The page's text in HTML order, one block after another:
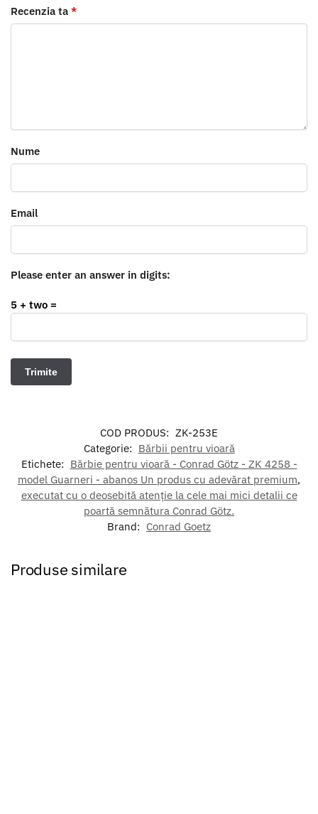
Recenzia ta *
Nume
Email
Please enter an answer in digits:
5 + two =
COD PRODUS: ZK-253E
Categorie: Bărbii pentru vioară
Etichete: Bărbie pentru vioară - Conrad Götz - ZK 4258 -
model Guarneri - abanos Un produs cu adevărat premium,
executat cu o deosebită atenție la cele mai mici detalii ce
poartă semnătura Conrad Götz.
Brand: Conrad Goetz
Produse similare